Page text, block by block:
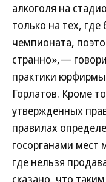
алкоголя на
только на тех, где
чемпионата,
странно»,—
практики
Горлатов. Кроме
утвержденных
правилах
госорганами мест
где нельзя
сказано, что